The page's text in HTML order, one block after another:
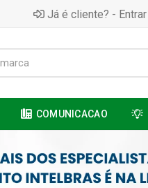
Já é cliente? - Entrar
COMUNICACAO